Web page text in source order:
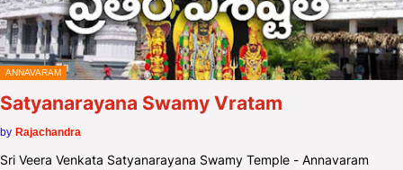
ANNAVARAM
Satyanarayana Swamy Vratam
by Rajachandra
Sri Veera Venkata Satyanarayana Swamy Temple - Annavaram